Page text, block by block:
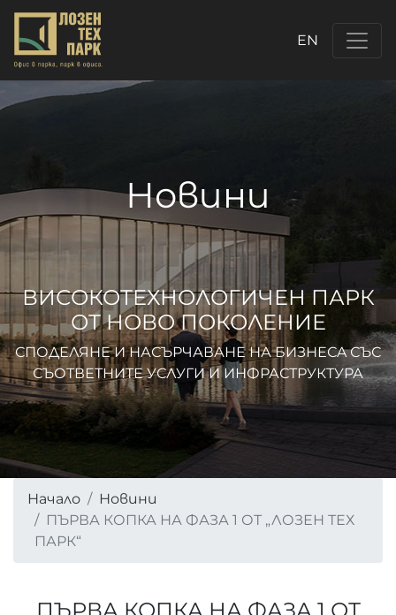
EN
Новини
ВИСОКОТЕХНОЛОГИЧЕН ПАРК
ОТ НОВО ПОКОЛЕНИЕ
СПОДЕЛЯНЕ И НАСЪРЧАВАНЕ НА БИЗНЕСA СЪС
СЪОТВЕТНИТЕ УСЛУГИ И ИНФРАСТРУКТУРА
Начало
Новини
ПЪРВА КОПКА НА ФАЗА 1 ОТ „ЛОЗЕН ТЕХ
ПАРК“